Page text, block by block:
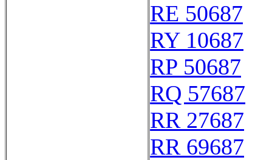
RE 50687
RY 10687
RP 50687
RQ 57687
RR 27687
RR 69687